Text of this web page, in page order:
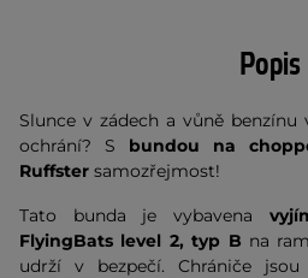
Popis
Slunce v zádech a vůně
ochrání? S bundou na
Ruffster samozřejmost!
Tato bunda je vybavena
FlyingBats level 2, typ B na
udrží v bezpečí. Chrániče jsou